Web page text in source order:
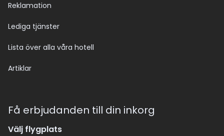
Reklamation
Lediga tjänster
Lista över alla våra hotell
Artiklar
Få erbjudanden till din inkorg
Välj flygplats